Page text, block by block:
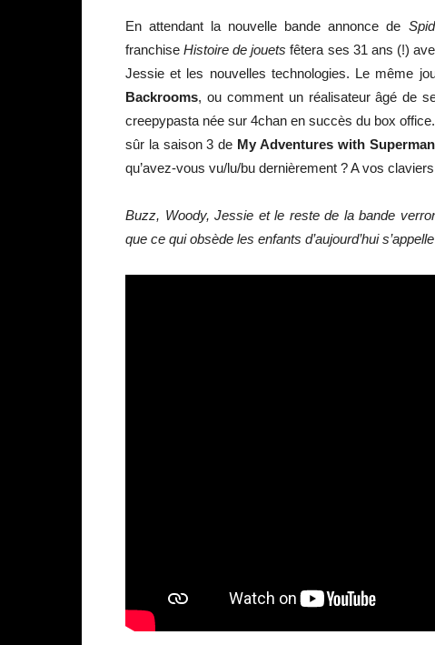
En attendant la nouvelle bande annonce de
franchiseHistoire de jouets fêtera ses 31 ans (!)
Jessie et les nouvelles technologies. Le même
Backrooms, ou comment un réalisateur âgé de
creepypasta née sur 4chan en succès du box
sûr la saison 3 de My Adventures with Superman
qu’avez-vous vu/lu/bu dernièrement ? A vos
Buzz, Woody, Jessie et le reste de la bande
que ce qui obsède les enfants d’aujourd’hui